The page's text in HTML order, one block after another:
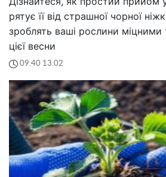
рятує її від страшної чорної
зроблять ваші рослини
цієї весни
09:40 13.02